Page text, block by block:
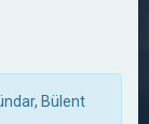
Bülent